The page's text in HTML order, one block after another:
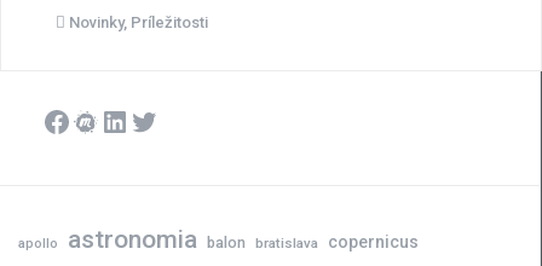
Novinky, Príležitosti
Facebook
Meetup
LinkedIn
Twitter
apollo astronomia balon bratislava copernicus